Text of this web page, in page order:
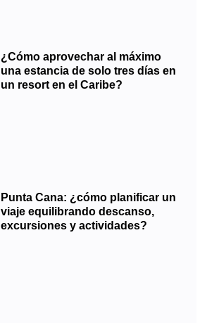
¿Cómo aprovechar al máximo
una estancia de solo tres días en
un resort en el Caribe?
Punta Cana: ¿cómo planificar un
viaje equilibrando descanso,
excursiones y actividades?